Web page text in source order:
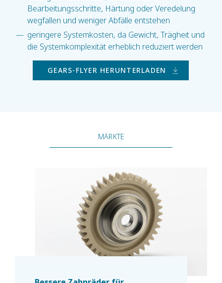
Bearbeitungsschritte, Härtung oder Veredelung
wegfallen und weniger Abfälle entstehen
geringere Systemkosten, da Gewicht, Trägheit und
die Systemkomplexität erheblich reduziert werden
GEARS-FLYER HERUNTERLADEN
MÄRKTE